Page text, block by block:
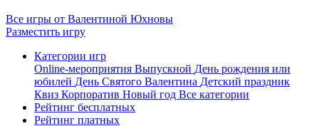
Все игры от Валентиной Юхновы
Разместить игру
Категории игр
Online-мероприятия Выпускной День рождения или
юбилей День Святого Валентина Детский праздник
Квиз Корпоратив Новый год Все категории
Рейтинг бесплатных
Рейтинг платных